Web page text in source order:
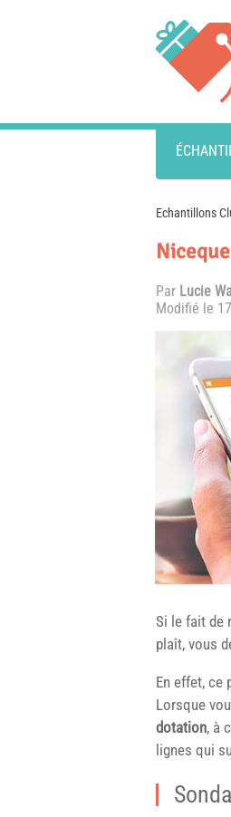
Echantillons
Par Lucie
Modifié le
Si le fait de
plaît, vous
En effet, ce
Lorsque
dotation, à
lignes qui